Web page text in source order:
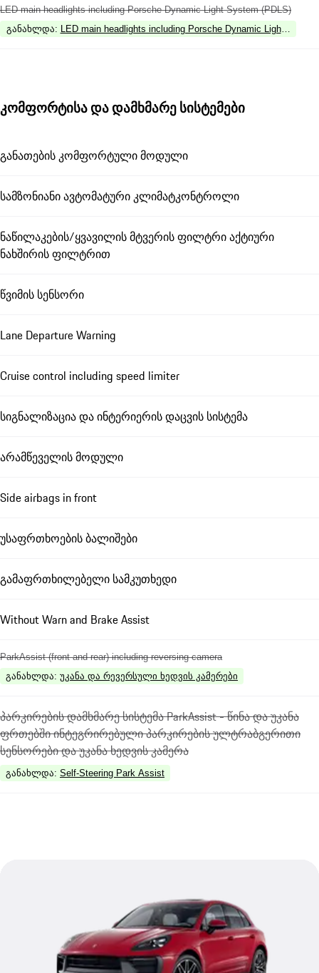
LED main headlights including Porsche Dynamic Light System (PDLS)
განახლდა: LED main headlights including Porsche Dynamic Light
კომფორტისა და დამხმარე სისტემები
განათების კომფორტული მოდული
სამზონიანი ავტომატური კლიმატკონტროლი
ნაწილაკების/ყვავილის მტვერის ფილტრი აქტიური
ნახშირის ფილტრით
წვიმის სენსორი
Lane Departure Warning
Cruise control including speed limiter
სიგნალიზაცია და ინტერიერის დაცვის სისტემა
არამწეველის მოდული
Side airbags in front
უსაფრთხოების ბალიშები
გამაფრთხილებელი სამკუთხედი
Without Warn and Brake Assist
ParkAssist (front and rear) including reversing camera
განახლდა: უკანა და რევერსული ხედვის კამერები
პარკირების დამხმარე სისტემა ParkAssist - წინა და უკანა
ფრთებში ინტეგრირებული პარკირების ულტრაბგერითი
სენსორები და უკანა ხედვის კამერა
განახლდა: Self-Steering Park Assist